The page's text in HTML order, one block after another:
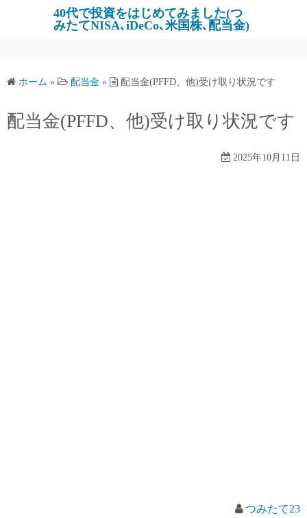
ツ
ス
キ
40代で投資をはじめてみました(つ
みたてNISA､iDeCo､米国株､配当金)
ホーム » 配当金 » 配当金(PFFD、他)受け取り状況です
配当金(PFFD、他)受け取り状況です
2025年10月11日
つみたて23